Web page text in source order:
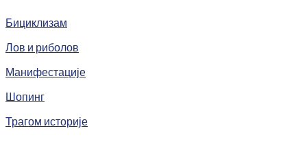
Бициклизам
Лов и риболов
Манифестације
Шопинг
Трагом историје